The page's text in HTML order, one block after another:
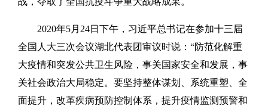
2020年5月24日下午，习近平总书记在参加十三届
全国人大三次会议湖北代表团审议时说：“防范化解重
大疫情和突发公共卫生风险，事关国家安全和发展，事
关社会政治大局稳定。要坚持整体谋划、系统重塑、全
面提升，改革疾病预防控制体系，提升疫情监测预警和